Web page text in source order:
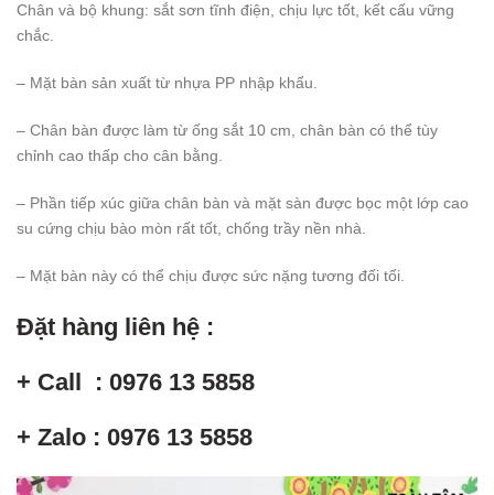
Chân và bộ khung: sắt sơn tĩnh điện, chịu lực tốt, kết cấu vững
chắc.
– Mặt bàn sản xuất từ nhựa PP nhập khẩu.
– Chân bàn được làm từ ống sắt 10 cm, chân bàn có thể tùy
chỉnh cao thấp cho cân bằng.
– Phần tiếp xúc giữa chân bàn và mặt sàn được bọc một lớp cao
su cứng chịu bào mòn rất tốt, chống trầy nền nhà.
– Mặt bàn này có thể chịu được sức nặng tương đối tối.
Đặt hàng liên hệ :
+ Call : 0976 13 5858
+ Zalo : 0976 13 5858